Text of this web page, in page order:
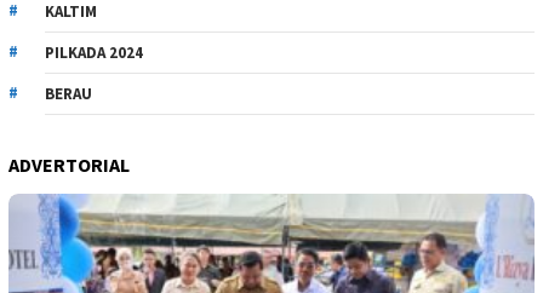
KALTIM
PILKADA 2024
BERAU
ADVERTORIAL